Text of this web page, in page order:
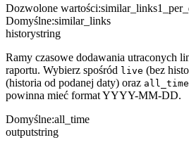
Dozwolone wartości:similar_links
Domyślne:similar_links
historystring
Ramy czasowe dodawania utraconych
raportu. Wybierz spośród live (bez
(historia od podanej daty) oraz all_time
powinna mieć format YYYY-MM-DD.
Domyślne:all_time
outputstring